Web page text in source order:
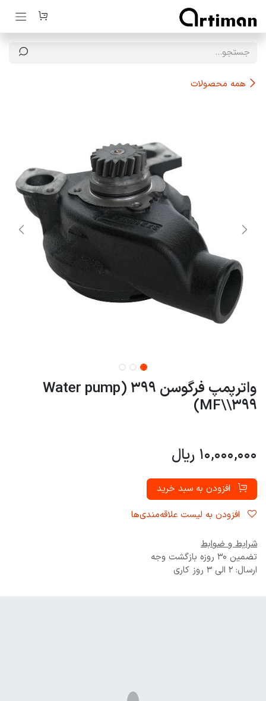
صرف نظر و مشاهده محتوا
همه محصولات
واترپمپ فرگوسن 399 (Water pump
MF\\399)
10,000,000 ریال
افزودن به سبد خرید
شرایط و ضوابط
تضمین 30 روزه بازگشت وجه
ارسال: 2 الی 3 روز کاری